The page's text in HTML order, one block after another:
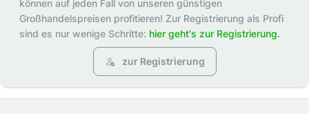
können auf jeden Fall von unseren günstigen
Großhandelspreisen profitieren! Zur Registrierung als Profi
sind es nur wenige Schritte: hier geht's zur Registrierung.
zur Registrierung